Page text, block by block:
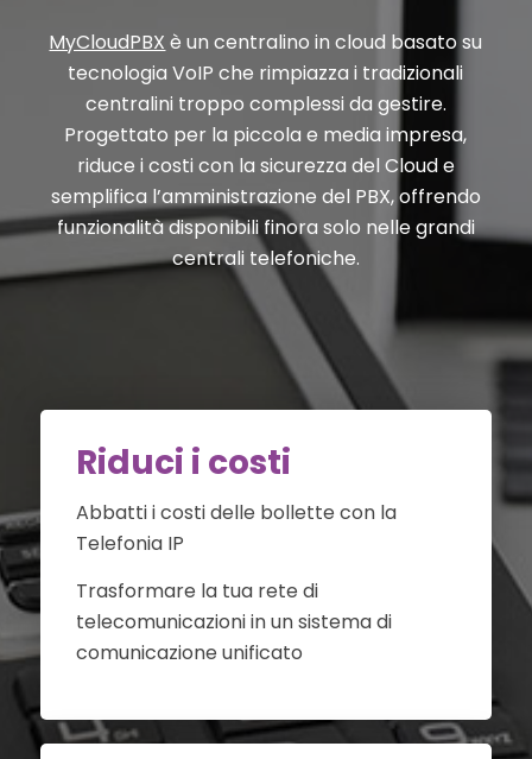
MyCloudPBX è un centralino in cloud basato su
tecnologia VoIP che rimpiazza i tradizionali
centralini troppo complessi da gestire.
Progettato per la piccola e media impresa,
riduce i costi con la sicurezza del Cloud e
semplifica l’amministrazione del PBX, offrendo
funzionalità disponibili finora solo nelle grandi
centrali telefoniche.
Riduci i costi
Abbatti i costi delle bollette con la
Telefonia IP
Trasformare la tua rete di
telecomunicazioni in un sistema di
comunicazione unificato